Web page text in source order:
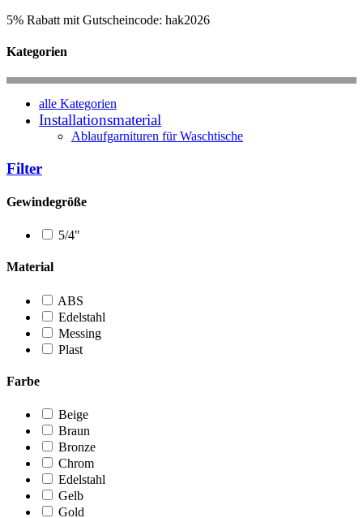
5% Rabatt mit Gutscheincode: hak2026
Kategorien
alle Kategorien
Installationsmaterial
Ablaufgarnituren für Waschtische
Filter
Gewindegröße
5/4"
Material
ABS
Edelstahl
Messing
Plast
Farbe
Beige
Braun
Bronze
Chrom
Edelstahl
Gelb
Gold